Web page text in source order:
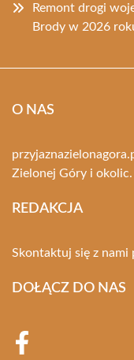
Remont drogi
Brody w 2026
O NAS
Zielonej Góry i
REDAKCJA
Skontaktuj się z nami
DOŁĄCZ DO NAS